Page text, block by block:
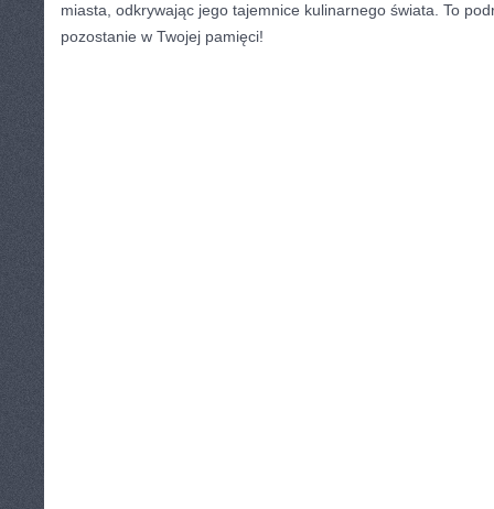
miasta, odkrywając jego tajemnice kulinarnego świata. To
pozostanie w Twojej pamięci!